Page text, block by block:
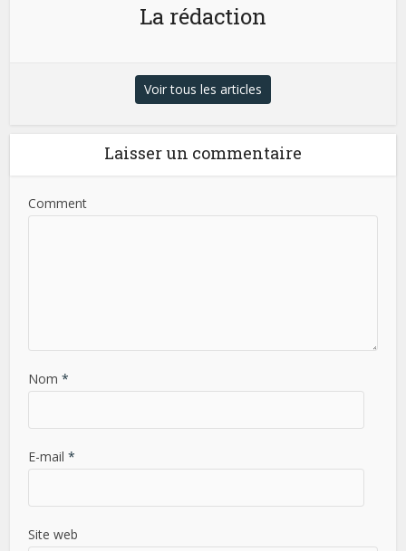
La rédaction
Voir tous les articles
Laisser un commentaire
Comment
Nom*
E-mail*
Site web